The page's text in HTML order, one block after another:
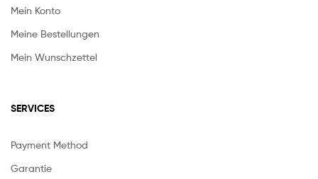
Mein Konto
Meine Bestellungen
Mein Wunschzettel
SERVICES
Payment Method
Garantie